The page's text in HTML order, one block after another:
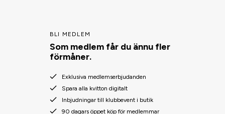
BLI MEDLEM
Som medlem får du ännu fler
förmåner.
Exklusiva medlemserbjudanden
Spara alla kvitton digitalt
Inbjudningar till klubbevent i butik
90 dagars öppet köp för medlemmar